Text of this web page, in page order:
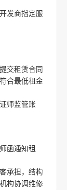
发商指定服
交租赁合同
合最低租金
师监管账
函通知租
承担，结构
构协调维修